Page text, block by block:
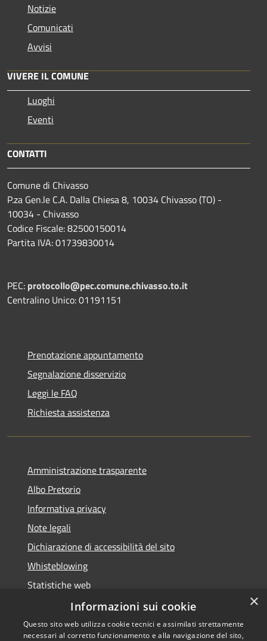
Notizie
Comunicati
Avvisi
VIVERE IL COMUNE
Luoghi
Eventi
CONTATTI
Comune di Chivasso
P.za Gen.le C.A. Dalla Chiesa 8, 10034 Chivasso (TO) -
10034 - Chivasso
Codice Fiscale: 82500150014
Partita IVA: 01739830014
PEC: protocollo@pec.comune.chivasso.to.it
Centralino Unico: 01191151
Prenotazione appuntamento
Segnalazione disservizio
Leggi le FAQ
Richiesta assistenza
Amministrazione trasparente
Albo Pretorio
Informativa privacy
Note legali
Dichiarazione di accessibilità del sito
Whisteblowing
Statistiche web
Segnalazioni di non conformità
×
Informazioni sui cookie
Questo sito web utilizza cookie tecnici e assimilati strettamente
necessari al corretto funzionamento e alla navigazione del sito,